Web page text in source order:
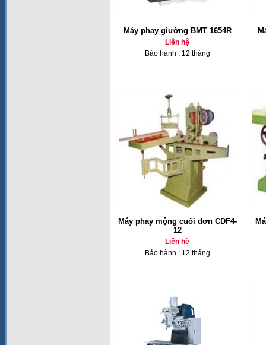
Máy phay giường BMT 1654R
Liên hệ
Bảo hành : 12 tháng
Máy phay mộng cuối đơn CDF4-
12
Liên hệ
Bảo hành : 12 tháng